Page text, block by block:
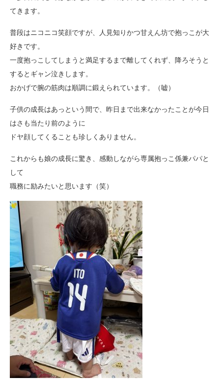
てきます。
普段はニコニコ笑顔ですが、人見知りかつ甘えん坊で抱っこが大
好きです。
一度抱っこしてしまうと満足するまで離してくれず、降ろそうと
するとギャン泣きします。
おかげで腕の筋肉は順調に鍛えられています。（嘘）
子供の成長はあっという間で、昨日まで出来なかったことが今日
はさも当たり前のように
ドヤ顔してくることも珍しくありません。
これからも娘の成長に驚き、感動しながら専属抱っこ係兼パパと
して
職務に励みたいと思います（笑）